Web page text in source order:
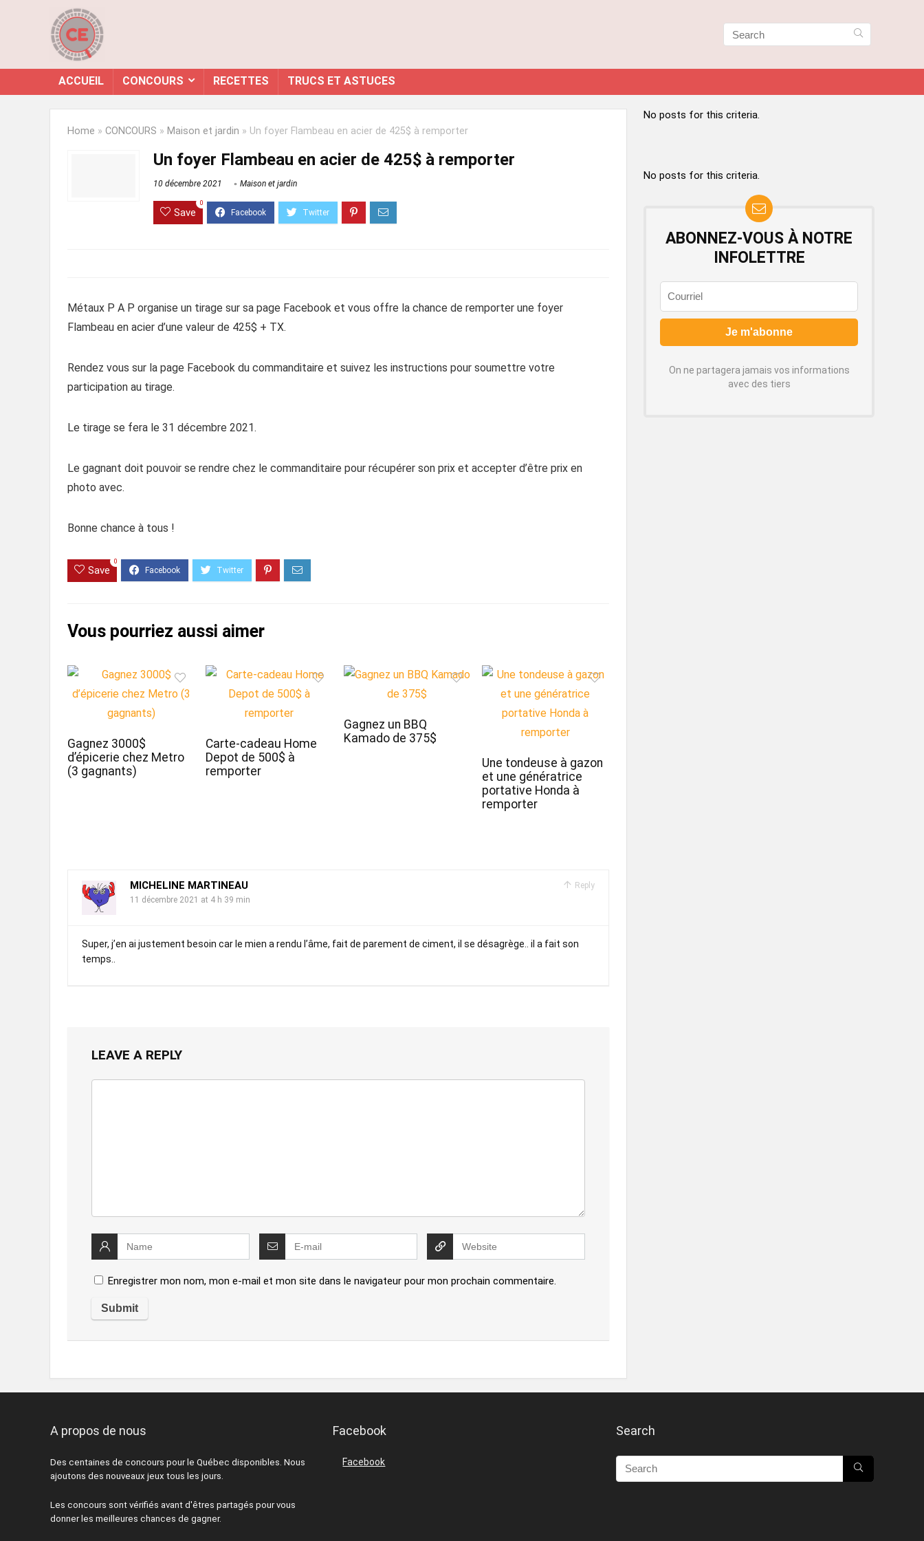
ACCUEIL CONCOURS RECETTES TRUCS ET ASTUCES
Home » CONCOURS » Maison et jardin » Un foyer Flambeau en acier de 425$ à remporter
Un foyer Flambeau en acier de 425$ à remporter
10 décembre 2021 Maison et jardin
Save
0
Métaux P A P organise un tirage sur sa page Facebook et vous offre la chance de remporter une foyer
Flambeau en acier d’une valeur de 425$ + TX.
Rendez vous sur la page Facebook du commanditaire et suivez les instructions pour soumettre votre
participation au tirage.
Le tirage se fera le 31 décembre 2021.
Le gagnant doit pouvoir se rendre chez le commanditaire pour récupérer son prix et accepter d’être prix en
photo avec.
Bonne chance à tous !
Save
0
Gagnez 3000$
d’épicerie chez Metro
(3 gagnants)
Carte-cadeau Home
Depot de 500$ à
remporter
Gagnez un BBQ
Kamado de 375$
Une tondeuse à gazon
et une génératrice
portative Honda à
remporter
Reply
MICHELINE MARTINEAU
11 décembre 2021 at 4 h 39 min
Super, j’en ai justement besoin car le mien a rendu l’âme, fait de parement de ciment, il se désagrège.. il a fait son
temps..
LEAVE A REPLY
Enregistrer mon nom, mon e-mail et mon site dans le navigateur pour mon prochain commentaire.
No posts for this criteria.
No posts for this criteria.
ABONNEZ-VOUS À NOTRE
INFOLETTRE
On ne partagera jamais vos informations
avec des tiers
A propos de nous
Des centaines de concours pour le Québec disponibles. Nous
ajoutons des nouveaux jeux tous les jours.
Les concours sont vérifiés avant d'êtres partagés pour vous
donner les meilleures chances de gagner.
Facebook
Facebook
Search